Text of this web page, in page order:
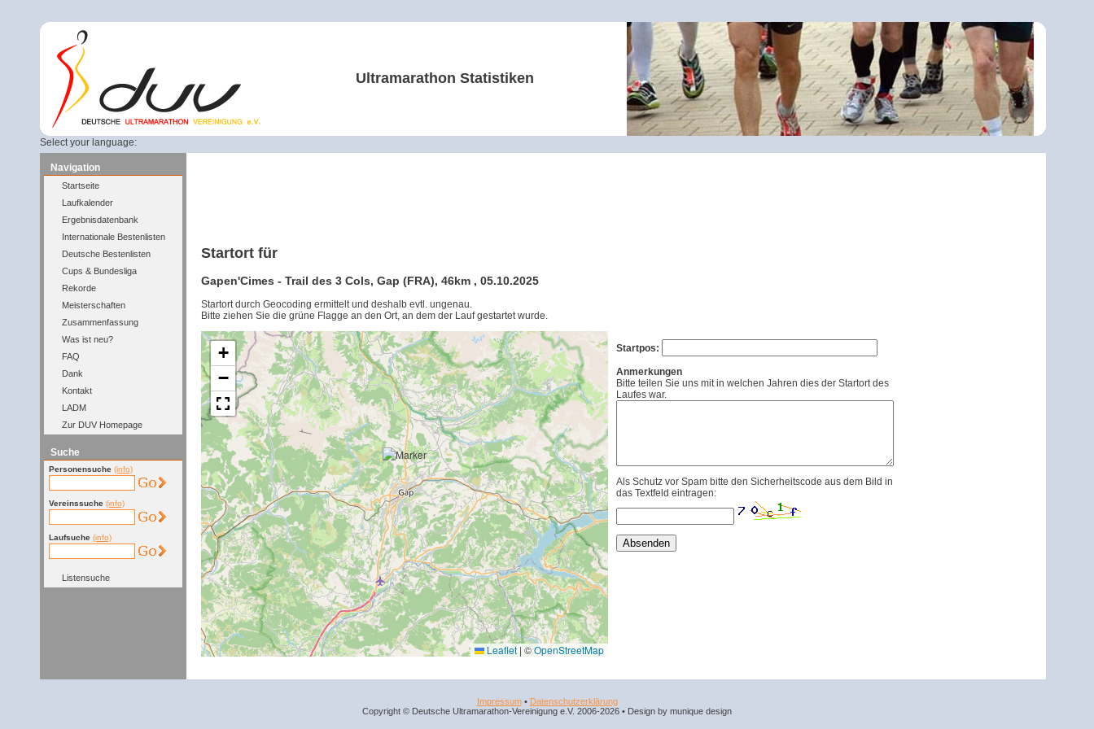
Ultramarathon Statistiken
Select your language:
Navigation
Startseite
Laufkalender
Ergebnisdatenbank
Internationale Bestenlisten
Deutsche Bestenlisten
Cups & Bundesliga
Rekorde
Meisterschaften
Zusammenfassung
Was ist neu?
FAQ
Dank
Kontakt
LADM
Zur DUV Homepage
Suche
Personensuche (info)
Vereinssuche (info)
Laufsuche (info)
Listensuche
Startort für
Gapen'Cimes - Trail des 3 Cols, Gap (FRA), 46km , 05.10.2025
Startort durch Geocoding ermittelt und deshalb evtl. ungenau.
Bitte ziehen Sie die grüne Flagge an den Ort, an dem der Lauf gestartet wurde.
+
−
Leaflet | ©OpenStreetMap
Startpos:
Anmerkungen
Bitte teilen Sie uns mit in welchen Jahren dies der Startort des
Laufes war.
Als Schutz vor Spam bitte den Sicherheitscode aus dem Bild in
das Textfeld eintragen:
Impressum• Datenschutzerklärung
Copyright © Deutsche Ultramarathon-Vereinigung e.V. 2006-2026 • Design by munique design